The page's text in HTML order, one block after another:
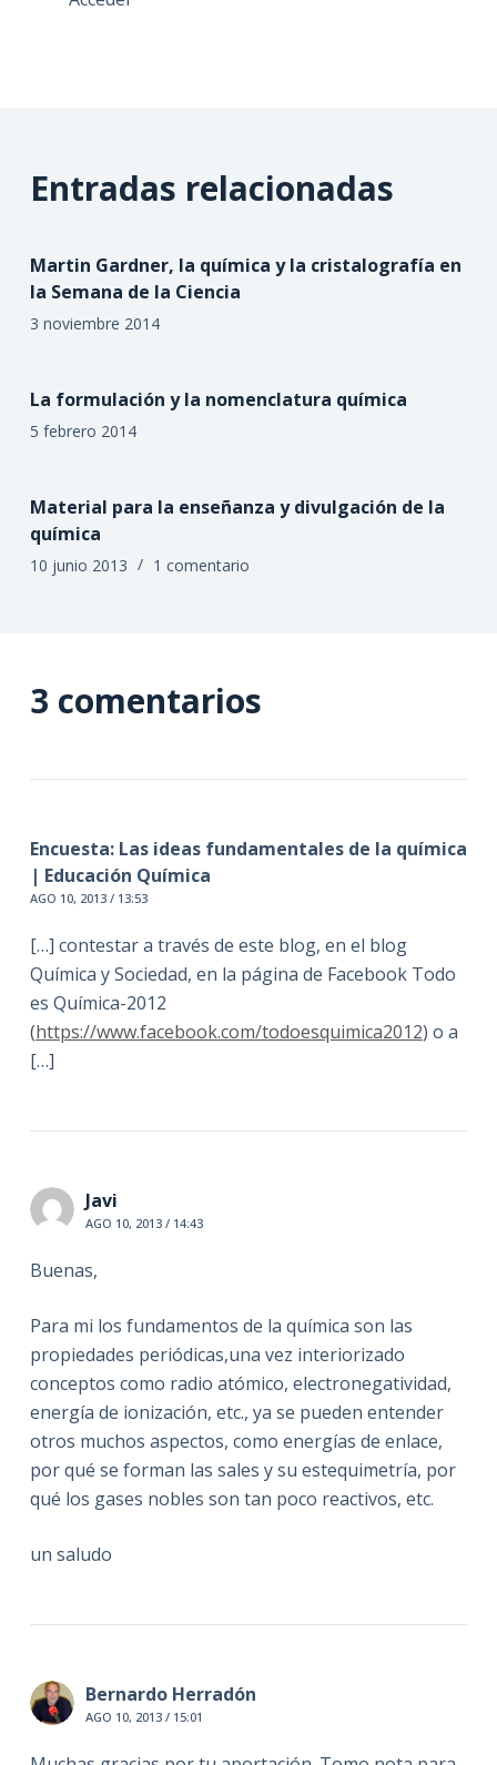
Entradas relacionadas
Martin Gardner, la química y la cristalografía en
la Semana de la Ciencia
3 noviembre 2014
La formulación y la nomenclatura química
5 febrero 2014
Material para la enseñanza y divulgación de la
química
10 junio 2013 1 comentario
3 comentarios
Encuesta: Las ideas fundamentales de la química
| Educación Química
AGO 10, 2013 / 13:53
[…] contestar a través de este blog, en el blog
Química y Sociedad, en la página de Facebook Todo
es Química-2012
(https://www.facebook.com/todoesquimica2012) o a
[…]
Javi
AGO 10, 2013 / 14:43
Buenas,
Para mi los fundamentos de la química son las
propiedades periódicas,una vez interiorizado
conceptos como radio atómico, electronegatividad,
energía de ionización, etc., ya se pueden entender
otros muchos aspectos, como energías de enlace,
por qué se forman las sales y su estequimetría, por
qué los gases nobles son tan poco reactivos, etc.
un saludo
Bernardo Herradón
AGO 10, 2013 / 15:01